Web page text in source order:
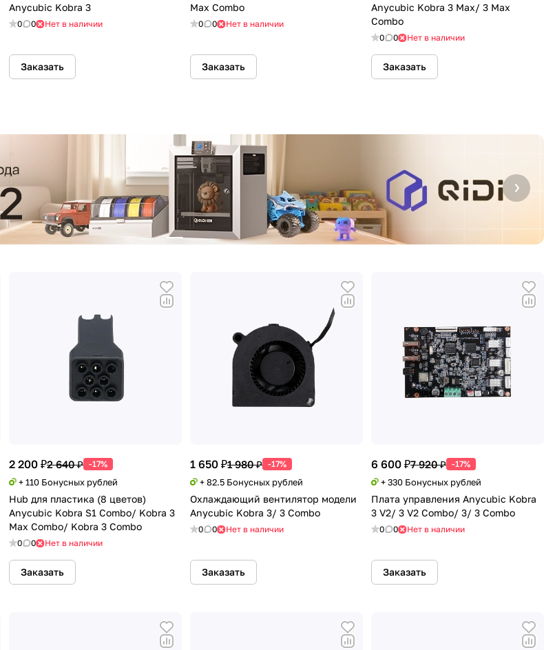
Anycubic Kobra 3
0 0 Нет в наличии
Заказать
Max Combo
0 0 Нет в наличии
Заказать
Anycubic Kobra 3 Max/ 3 Max
Combo
0 0 Нет в наличии
Заказать
2 200 ₽2 640 ₽ -17%
+ 110 Бонусных рублей
Hub для пластика (8 цветов)
Anycubic Kobra S1 Combo/ Kobra 3
Max Combo/ Kobra 3 Combo
0 0 Нет в наличии
Заказать
1 650 ₽1 980 ₽ -17%
+ 82.5 Бонусных рублей
Охлаждающий вентилятор модели
Anycubic Kobra 3/ 3 Combo
0 0 Нет в наличии
Заказать
6 600 ₽7 920 ₽ -17%
+ 330 Бонусных рублей
Плата управления Anycubic Kobra
3 V2/ 3 V2 Combo/ 3/ 3 Combo
0 0 Нет в наличии
Заказать